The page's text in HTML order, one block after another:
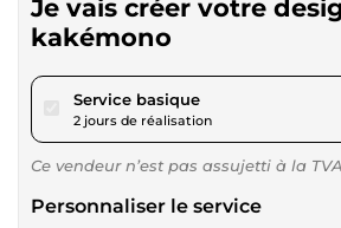
Je vais créer votre
kakémono
Service basiquepour 17,34 $US
2 jours de réalisation
Ce vendeur n’est pas assujetti à la
Personnaliser le service